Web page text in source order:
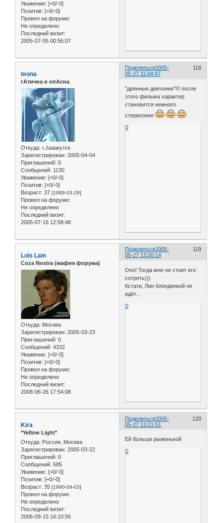
Уважение: [+0/-0]
Позитив: [+0/-0]
Провел на форуме:
Не определено
Последний визит:
2005-07-05 00:56:07
Поделиться 118
2005-
05-27 11:04:47
teona
гАтична и опАсна
Откуда: г.Jaaaкутск
Зарегистрирован: 2005-04-04
Приглашений: 0
Сообщений: 1130
Уважение: [+0/-0]
Позитив: [+0/-0]
Возраст: 37 [1989-03-29]
Провел на форуме:
Не определено
Последний визит:
2005-07-16 12:58:48
"дрянные девчонки"!!! после
этого фильма характер
становится немного
стервознее
0
Поделиться 119
2005-
05-27 13:20:14
Lois Lain
Coza Nostra (мафия форума)
Откуда: Москва
Зарегистрирован: 2005-03-23
Приглашений: 0
Сообщений: 4332
Уважение: [+0/-0]
Позитив: [+0/-0]
Провел на форуме:
Не определено
Последний визит:
2008-06-26 17:54:08
Ооо! Тогда мне не стоит его
сотреть)))
Кстати, Лин блондинкой не
идёт...
0
Поделиться 120
2005-
05-27 13:21:51
Kira
*Yellow Light*
Откуда: Россия, Москва
Зарегистрирован: 2005-03-22
Приглашений: 0
Сообщений: 585
Уважение: [+0/-0]
Позитив: [+0/-0]
Возраст: 35 [1990-09-03]
Провел на форуме:
Не определено
Последний визит:
2006-09-15 16:10:56
Ей больше рыженькой
0